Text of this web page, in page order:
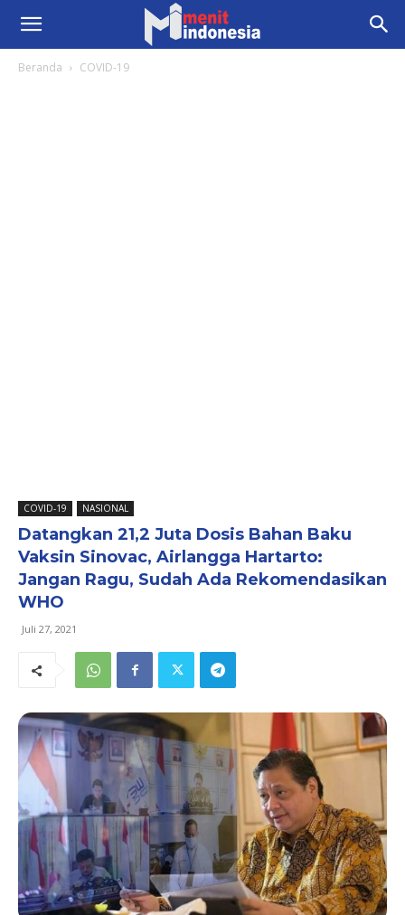
Beranda COVID-19
COVID-19 NASIONAL
Datangkan 21,2 Juta Dosis Bahan Baku
Vaksin Sinovac, Airlangga Hartarto:
Jangan Ragu, Sudah Ada Rekomendasikan
WHO
Juli 27, 2021